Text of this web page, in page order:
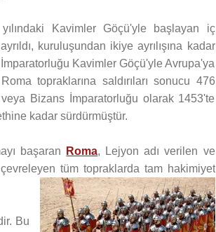
Kavimler Göçü'yle başlayan iç
kuruluşundan ikiye ayrılışına kadar
Kavimler Göçü'yle Avrupa'ya
topraklarına saldırıları sonucu 476
veya Bizans İmparatorluğu olarak 1453'te
kadar sürdürmüştür.
başaran Roma, Lejyon adı verilen ve
tüm topraklarda tam hakimiyet
Bu